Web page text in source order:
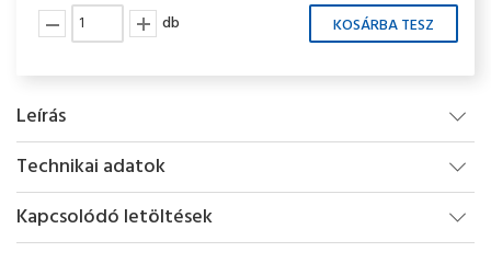
db
Leírás
Technikai adatok
Kapcsolódó letöltések